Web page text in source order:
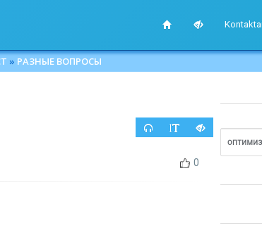
» РАЗНЫЕ ВОПРОСЫ
0